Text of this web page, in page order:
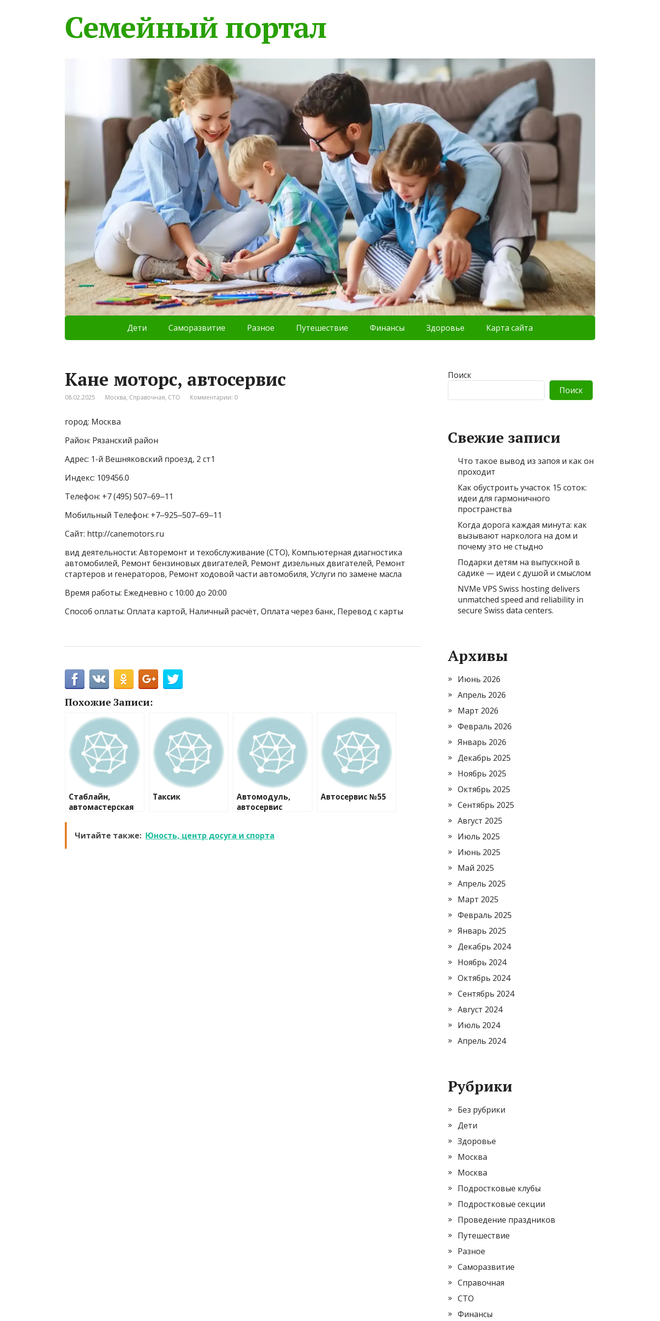
Семейный портал
Дети Саморазвитие Разное Путешествие Финансы Здоровье Карта сайта
Кане моторс, автосервис
08.02.2025 Москва, Справочная, СТО Комментарии: 0
город: Москва
Район: Рязанский район
Адрес: 1-й Вешняковский проезд, 2 ст1
Индекс: 109456.0
Телефон: +7 (495) 507‒69‒11
Мобильный Телефон: +7‒925‒507‒69‒11
Сайт: http://canemotors.ru
вид деятельности: Авторемонт и техобслуживание (СТО), Компьютерная диагностика
автомобилей, Ремонт бензиновых двигателей, Ремонт дизельных двигателей, Ремонт
стартеров и генераторов, Ремонт ходовой части автомобиля, Услуги по замене масла
Время работы: Ежедневно с 10:00 до 20:00
Способ оплаты: Оплата картой, Наличный расчёт, Оплата через банк, Перевод с карты
Похожие Записи:
Стаблайн,
автомастерская
Таксик
Автомодуль,
автосервис
Автосервис №55
Читайте также: Юность, центр досуга и спорта
Поиск
Поиск
Свежие записи
Что такое вывод из запоя и как он
проходит
Как обустроить участок 15 соток:
идеи для гармоничного
пространства
Когда дорога каждая минута: как
вызывают нарколога на дом и
почему это не стыдно
Подарки детям на выпускной в
садике — идеи с душой и смыслом
NVMe VPS Swiss hosting delivers
unmatched speed and reliability in
secure Swiss data centers.
Архивы
Июнь 2026
Апрель 2026
Март 2026
Февраль 2026
Январь 2026
Декабрь 2025
Ноябрь 2025
Октябрь 2025
Сентябрь 2025
Август 2025
Июль 2025
Июнь 2025
Май 2025
Апрель 2025
Март 2025
Февраль 2025
Январь 2025
Декабрь 2024
Ноябрь 2024
Октябрь 2024
Сентябрь 2024
Август 2024
Июль 2024
Апрель 2024
Рубрики
Без рубрики
Дети
Здоровье
Москва
Москва
Подростковые клубы
Подростковые секции
Проведение праздников
Путешествие
Разное
Саморазвитие
Справочная
СТО
Финансы